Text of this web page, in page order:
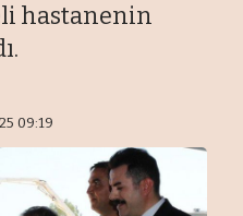
hastanenin
09:19